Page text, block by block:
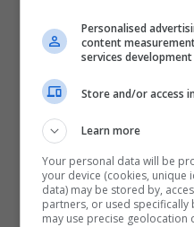
Personalised
content
services development
Store and/or access
Learn more
Your personal data will be
your device (cookies, unique
data) may be stored by,
partners, or used specifically
may use precise geolocation